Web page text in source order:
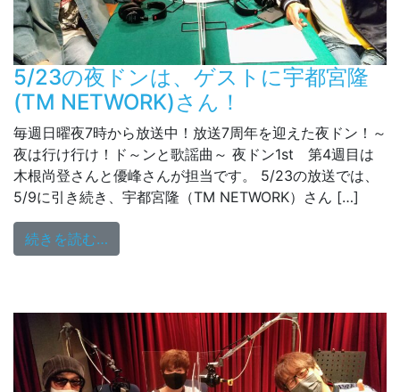
5/23の夜ドンは、ゲストに宇都宮隆
(TM NETWORK)さん！
毎週日曜夜7時から放送中！放送7周年を迎えた夜ドン！～
夜は行け行け！ド～ンと歌謡曲～ 夜ドン1st 第4週目は
木根尚登さんと優峰さんが担当です。 5/23の放送では、
5/9に引き続き、宇都宮隆（TM NETWORK）さん […]
続きを読む…